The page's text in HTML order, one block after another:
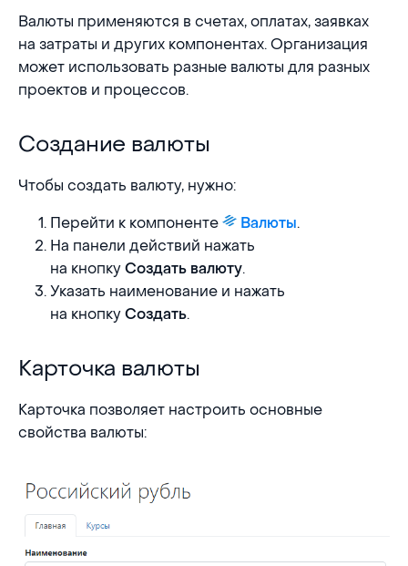
Валюты применяются в счетах, оплатах, заявках
на затраты и других компонентах. Организация
может использовать разные валюты для разных
проектов и процессов.
Создание валюты
Создание валюты
Чтобы создать валюту, нужно:
Перейти к компоненте
Валюты.
На панели действий нажать
на кнопкуСоздать валюту.
Указать наименование и нажать
на кнопкуСоздать.
Карточка валюты
Карточка валюты
Карточка позволяет настроить основные
свойства валюты: